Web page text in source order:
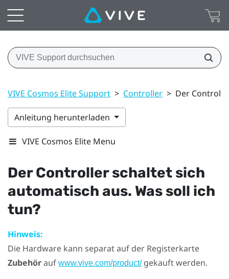
VIVE Cosmos Elite Support > Controller > Der
Anleitung herunterladen
VIVE Cosmos Elite Menu
Der Controller schaltet sich
automatisch aus. Was soll ich
tun?
Hinweis:
Die Hardware kann separat auf der Registerkarte
Zubehörauf www.vive.com/product/gekauft werden.